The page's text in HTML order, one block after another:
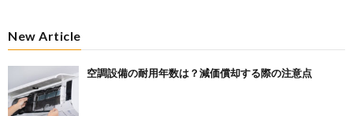
New Article
空調設備の耐用年数は？減価償却する際の注意点